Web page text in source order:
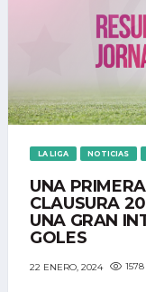
LA LIGA NOTICIAS
UNA
CLAUSURA
UNA GRAN
GOLES
22 ENERO, 2024 1578